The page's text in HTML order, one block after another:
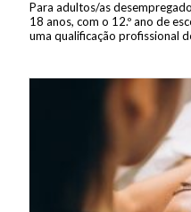
Para adultos/as
18 anos, com o 12.º ano de
uma qualificação profissional